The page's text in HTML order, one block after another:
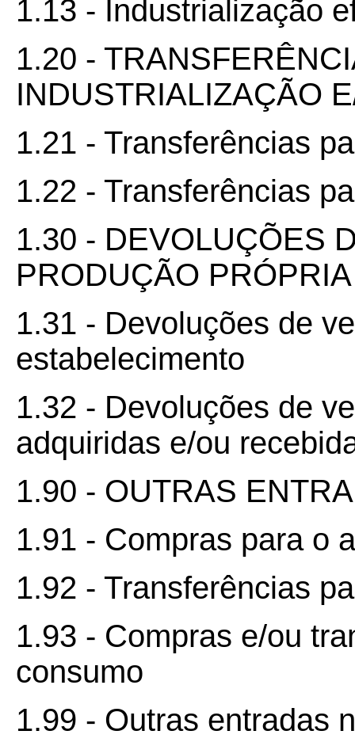
1.13 - Industrialização
1.20 -
INDUSTRIALIZAÇÃO
1.21 - Transferências
1.22 - Transferências
1.30 - DEVOLUÇÕES
PRODUÇÃO
1.31 - Devoluções de
estabelecimento
1.32 - Devoluções de
adquiridas e/ou
1.90 - OUTRAS
1.91 - Compras para o
1.92 - Transferências
1.93 - Compras e/ou
consumo
1.99 - Outras entradas